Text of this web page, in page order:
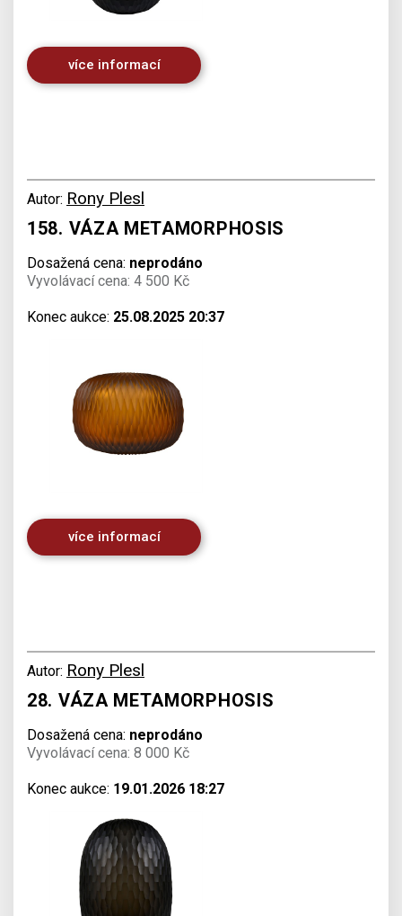
více informací
Autor: Rony Plesl
158. VÁZA METAMORPHOSIS
Dosažená cena: neprodáno
Vyvolávací cena: 4 500 Kč
Konec aukce: 25.08.2025 20:37
více informací
Autor: Rony Plesl
28. VÁZA METAMORPHOSIS
Dosažená cena: neprodáno
Vyvolávací cena: 8 000 Kč
Konec aukce: 19.01.2026 18:27